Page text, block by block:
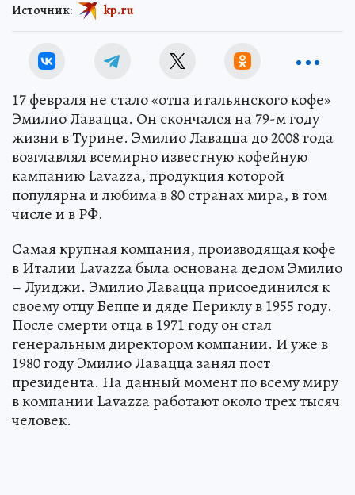
Источник: kp.ru
17 февраля не стало «отца итальянского кофе»
Эмилио Лавацца. Он скончался на 79-м году
жизни в Турине. Эмилио Лавацца до 2008 года
возглавлял всемирно известную кофейную
кампанию Lavazza, продукция которой
популярна и любима в 80 странах мира, в том
числе и в РФ.
Самая крупная компания, производящая кофе
в Италии Lavazza была основана дедом Эмилио
– Луиджи. Эмилио Лавацца присоединился к
своему отцу Беппе и дяде Периклу в 1955 году.
После смерти отца в 1971 году он стал
генеральным директором компании. И уже в
1980 году Эмилио Лавацца занял пост
президента. На данный момент по всему миру
в компании Lavazza работают около трех тысяч
человек.